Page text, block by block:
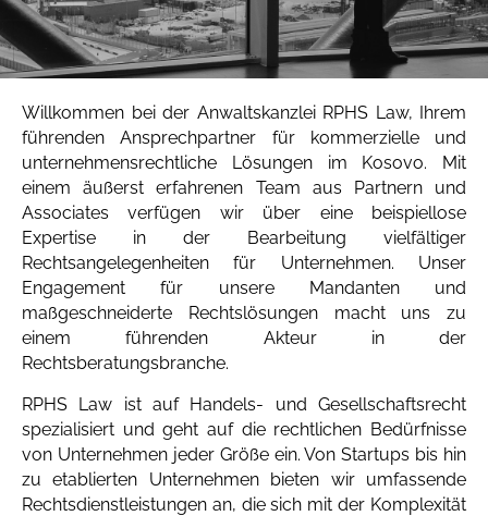
Willkommen bei der Anwaltskanzlei RPHS Law, Ihrem
führenden Ansprechpartner für kommerzielle und
unternehmensrechtliche Lösungen im Kosovo. Mit
einem äußerst erfahrenen Team aus Partnern und
Associates verfügen wir über eine beispiellose
Expertise in der Bearbeitung vielfältiger
Rechtsangelegenheiten für Unternehmen. Unser
Engagement für unsere Mandanten und
maßgeschneiderte Rechtslösungen macht uns zu
einem führenden Akteur in der
Rechtsberatungsbranche.
RPHS Law ist auf Handels- und Gesellschaftsrecht
spezialisiert und geht auf die rechtlichen Bedürfnisse
von Unternehmen jeder Größe ein. Von Startups bis hin
zu etablierten Unternehmen bieten wir umfassende
Rechtsdienstleistungen an, die sich mit der Komplexität